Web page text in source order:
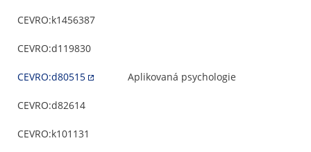
CEVRO:k1456387
CEVRO:d119830
CEVRO:d80515 Aplikovaná psychologie
CEVRO:d82614
CEVRO:k101131